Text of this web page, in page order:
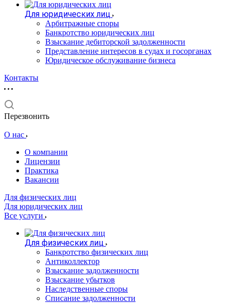
Для юридических лиц
Арбитражные споры
Банкротство юридических лиц
Взыскание дебиторской задолженности
Представление интересов в судах и госорганах
Юридическое обслуживание бизнеса
Контакты
Перезвонить
О нас
О компании
Лицензии
Практика
Вакансии
Для физических лиц
Для юридических лиц
Все услуги
Для физических лиц
Банкротство физических лиц
Антиколлектор
Взыскание задолженности
Взыскание убытков
Наследственные споры
Списание задолженности